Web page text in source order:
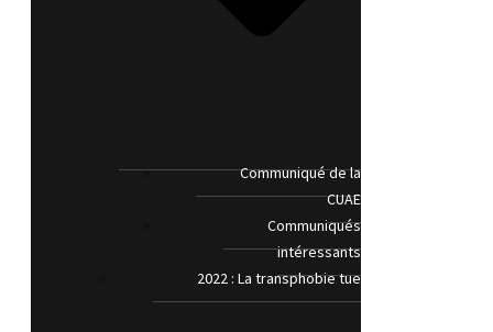
Communiqué de la
CUAE
Communiqués
intéressants
2022 : La transphobie tue